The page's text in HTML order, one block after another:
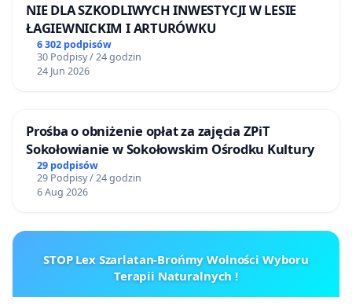
NIE DLA SZKODLIWYCH INWESTYCJI W LESIE
ŁAGIEWNICKIM I ARTURÓWKU
6 302 podpisów
30 Podpisy / 24 godzin
24 Jun 2026
Prośba o obniżenie opłat za zajęcia ZPiT
Sokołowianie w Sokołowskim Ośrodku Kultury
29 podpisów
29 Podpisy / 24 godzin
6 Aug 2026
STOP Lex Szarlatan-Brońmy Wolności Wyboru
Terapii Naturalnych !